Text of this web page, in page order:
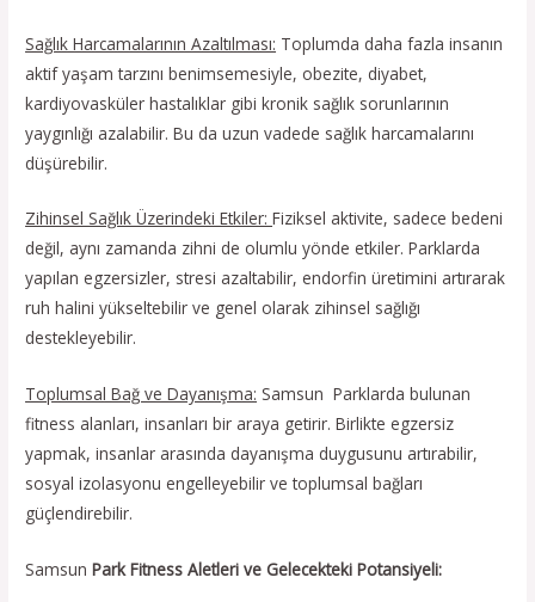
Sağlık Harcamalarının Azaltılması: Toplumda daha fazla insanın
aktif yaşam tarzını benimsemesiyle, obezite, diyabet,
kardiyovasküler hastalıklar gibi kronik sağlık sorunlarının
yaygınlığı azalabilir. Bu da uzun vadede sağlık harcamalarını
düşürebilir.
Zihinsel Sağlık Üzerindeki Etkiler:Fiziksel aktivite, sadece bedeni
değil, aynı zamanda zihni de olumlu yönde etkiler. Parklarda
yapılan egzersizler, stresi azaltabilir, endorfin üretimini artırarak
ruh halini yükseltebilir ve genel olarak zihinsel sağlığı
destekleyebilir.
Toplumsal Bağ ve Dayanışma: Samsun Parklarda bulunan
fitness alanları, insanları bir araya getirir. Birlikte egzersiz
yapmak, insanlar arasında dayanışma duygusunu artırabilir,
sosyal izolasyonu engelleyebilir ve toplumsal bağları
güçlendirebilir.
SamsunPark Fitness Aletleri ve Gelecekteki Potansiyeli: